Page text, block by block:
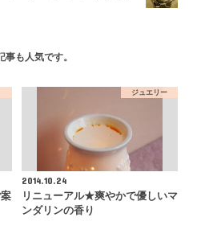
事も人気です。
ジュエリー
2014.10.24
リニューアル★爽やかで優しいマ
ンダリンの香り